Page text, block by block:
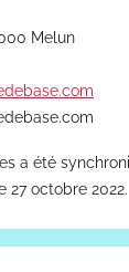
Melun
a été
27 octobre 2022.